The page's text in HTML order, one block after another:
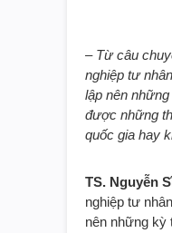
– Từ câu
nghiệp tư
lập nên
được những
quốc gia hay
TS. Nguyễn
nghiệp tư
nên những kỳ